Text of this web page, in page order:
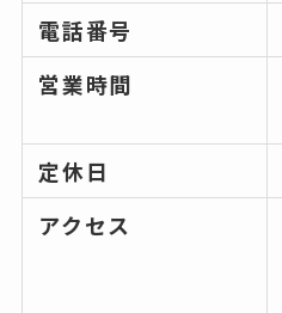
電話番号
営業時間
定休日
アクセス